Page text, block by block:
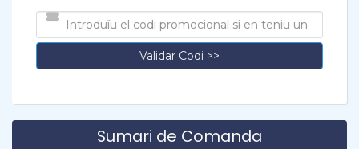
Validar Codi >>
Sumari de Comanda